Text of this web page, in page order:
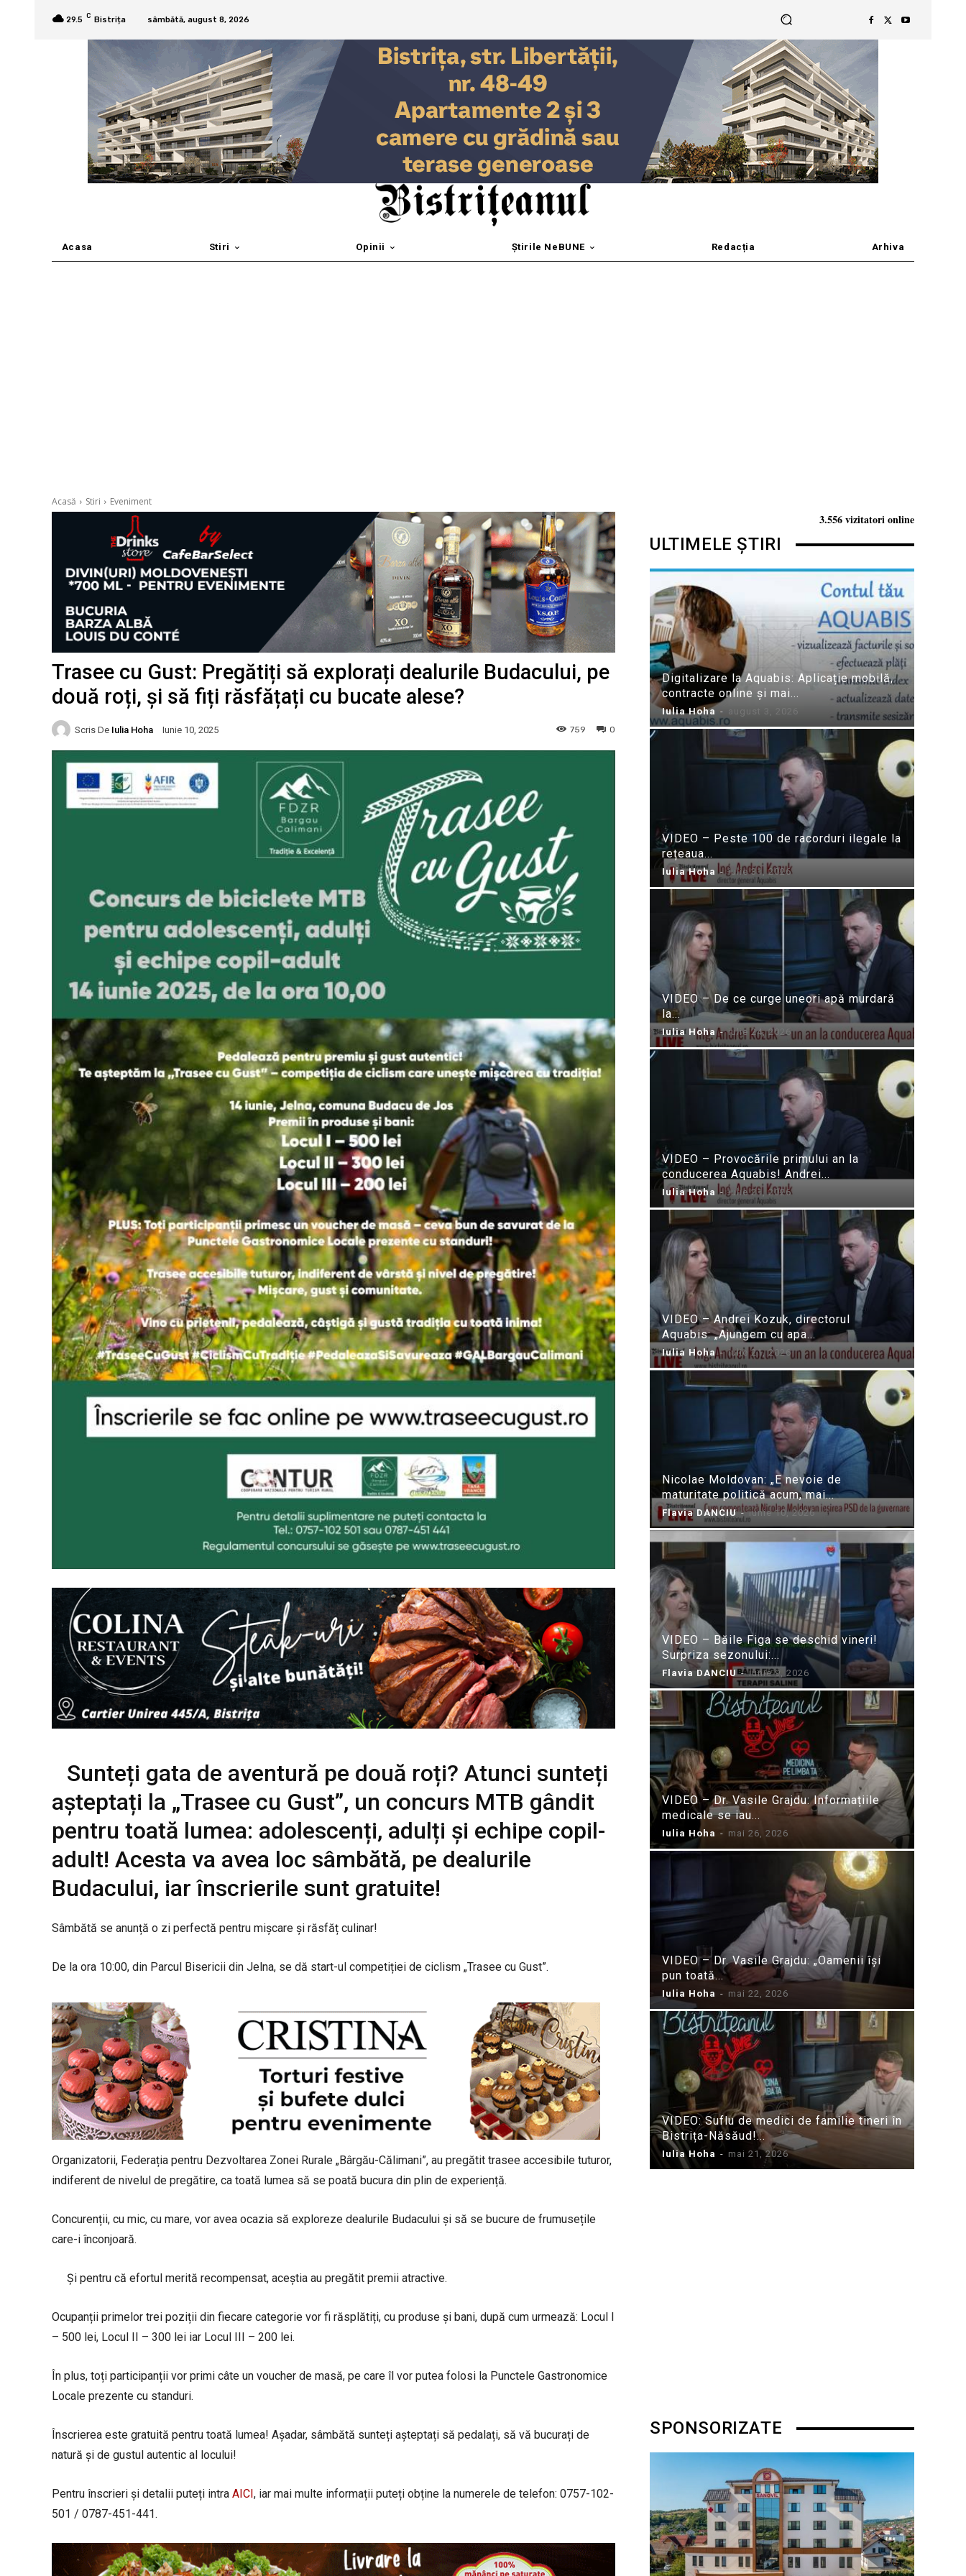
29.5 C Bistrița sâmbătă, august 8, 2026
Acasa Stiri Opinii Știrile NeBUNE Redacția Arhiva
Acasă Stiri Eveniment
Trasee cu Gust: Pregătiți să explorați dealurile Budacului, pe
două roți, și să fiți răsfățați cu bucate alese?
Scris De Iulia Hoha Iunie 10, 2025 0
759
Sunteți gata de aventură pe două roți? Atunci sunteți
așteptați la „Trasee cu Gust”, un concurs MTB gândit
pentru toată lumea: adolescenți, adulți și echipe copil-
adult! Acesta va avea loc sâmbătă, pe dealurile
Budacului, iar înscrierile sunt gratuite!
Sâmbătă se anunță o zi perfectă pentru mișcare și răsfăț culinar!
De la ora 10:00, din Parcul Bisericii din Jelna, se dă start-ul competiției de ciclism „Trasee cu Gust”.
Organizatorii, Federația pentru Dezvoltarea Zonei Rurale „Bârgău-Călimani”, au pregătit trasee accesibile tuturor,
indiferent de nivelul de pregătire, ca toată lumea să se poată bucura din plin de experiență.
Concurenții, cu mic, cu mare, vor avea ocazia să exploreze dealurile Budacului și să se bucure de frumusețile
care-i înconjoară.
Și pentru că efortul merită recompensat, aceștia au pregătit premii atractive.
Ocupanții primelor trei poziții din fiecare categorie vor fi răsplătiți, cu produse și bani, după cum urmează: Locul I
– 500 lei, Locul II – 300 lei iar Locul III – 200 lei.
În plus, toți participanții vor primi câte un voucher de masă, pe care îl vor putea folosi la Punctele Gastronomice
Locale prezente cu standuri.
Înscrierea este gratuită pentru toată lumea! Așadar, sâmbătă sunteți așteptați să pedalați, să vă bucurați de
natură și de gustul autentic al locului!
Pentru înscrieri și detalii puteți intra AICI, iar mai multe informații puteți obține la numerele de telefon: 0757-102-
501 / 0787-451-441.
3.556 vizitatori online
ULTIMELE ȘTIRI
Digitalizare la Aquabis: Aplicație mobilă,
contracte online și mai...
Iulia Hoha - august 3, 2026
VIDEO – Peste 100 de racorduri ilegale la
rețeaua...
Iulia Hoha - iulie 31, 2026
VIDEO – De ce curge uneori apă murdară
la...
Iulia Hoha - iulie 24, 2026
VIDEO – Provocările primului an la
conducerea Aquabis! Andrei...
Iulia Hoha - iulie 21, 2026
VIDEO – Andrei Kozuk, directorul
Aquabis: „Ajungem cu apa...
Iulia Hoha - iulie 21, 2026
Nicolae Moldovan: „E nevoie de
maturitate politică acum, mai...
Flavia DANCIU - iunie 10, 2026
VIDEO – Băile Figa se deschid vineri!
Surpriza sezonului:...
Flavia DANCIU - iunie 9, 2026
VIDEO – Dr. Vasile Grajdu: Informațiile
medicale se iau...
Iulia Hoha - mai 26, 2026
VIDEO – Dr. Vasile Grajdu: „Oamenii își
pun toată...
Iulia Hoha - mai 22, 2026
VIDEO: Suflu de medici de familie tineri în
Bistrița-Năsăud!...
Iulia Hoha - mai 21, 2026
SPONSORIZATE